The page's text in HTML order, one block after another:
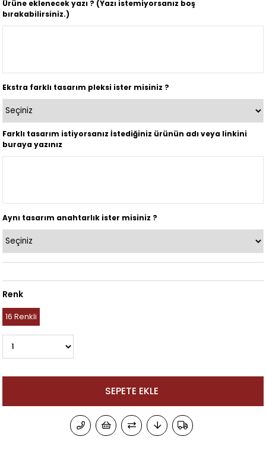
Ürüne eklenecek yazı ? (Yazı istemiyorsanız boş
bırakabilirsiniz.)
Ekstra farklı tasarım pleksi ister misiniz ?
Farklı tasarım istiyorsanız İstediğiniz ürünün adı veya linkini
buraya yazınız
Aynı tasarım anahtarlık ister misiniz ?
Renk
16 Renkli